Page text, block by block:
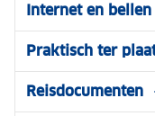
Internet en bellen
Praktisch ter
Reisdocumenten